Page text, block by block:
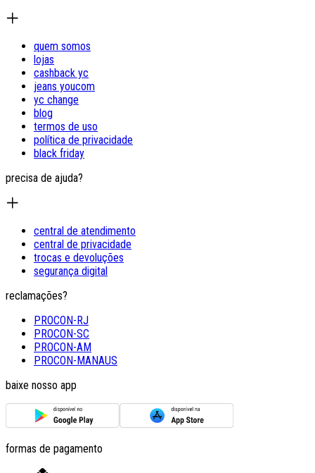
quem somos
lojas
cashback yc
jeans youcom
yc change
blog
termos de uso
política de privacidade
black friday
precisa de ajuda?
central de atendimento
central de privacidade
trocas e devoluções
segurança digital
reclamações?
PROCON-RJ
PROCON-SC
PROCON-AM
PROCON-MANAUS
baixe nosso app
formas de pagamento